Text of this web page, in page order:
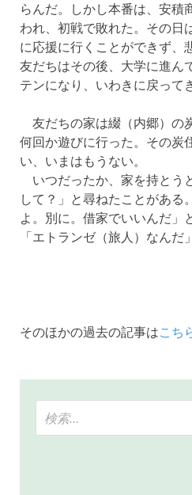
らんだ。しかし本番は、安積
われ、初戦で敗れた。その日
に応援に行くことができず、
友だちはその後、大学に進ん
テンになり、いわきに戻って
友だちの家は綴（内郷）の
何回か遊びに行った。その炭
い、いまはもうない。
いつだったか、家を持とう
して？」と尋ねたことがある
よ。別に。借家でいいんだ」
「エトランゼ（旅人）なん
（安竜
そのほかの過去の記事はこち